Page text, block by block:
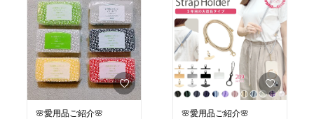
🌸愛用品ご紹介🌸 🌸愛用品ご紹介🌸